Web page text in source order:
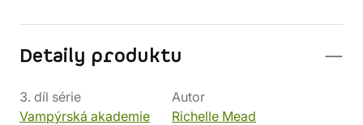
Detaily produktu
3. díl série
Vampýrská akademie
Autor
Richelle Mead